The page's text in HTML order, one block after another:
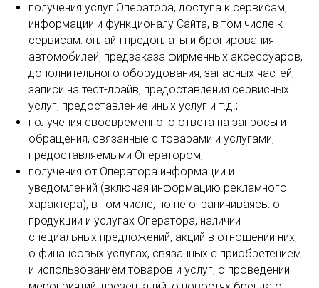
получения услуг Оператора, доступа к сервисам,
информации и функционалу Сайта, в том числе к
сервисам: онлайн предоплаты и бронирования
автомобилей, предзаказа фирменных аксессуаров,
дополнительного оборудования, запасных частей;
записи на тест-драйв, предоставления сервисных
услуг, предоставление иных услуг и т.д.;
получения своевременного ответа на запросы и
обращения, связанные с товарами и услугами,
предоставляемыми Оператором;
получения от Оператора информации и
уведомлений (включая информацию рекламного
характера), в том числе, но не ограничиваясь: о
продукции и услугах Оператора, наличии
специальных предложений, акций в отношении них,
о финансовых услугах, связанных с приобретением
и использованием товаров и услуг, о проведении